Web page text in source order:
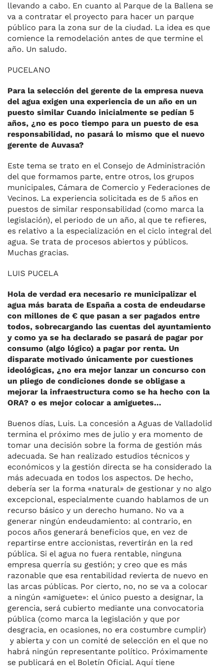
llevando a cabo. En cuanto al Parque de la Ballena se
va a contratar el proyecto para hacer un parque
público para la zona sur de la ciudad. La idea es que
comience la remodelación antes de que termine el
año. Un saludo.
PUCELANO
Para la selección del gerente de la empresa nueva
del agua exigen una experiencia de un año en un
puesto similar Cuando inicialmente se pedían 5
años, ¿no es poco tiempo para un puesto de esa
responsabilidad, no pasará lo mismo que el nuevo
gerente de Auvasa?
Este tema se trato en el Consejo de Administración
del que formamos parte, entre otros, los grupos
municipales, Cámara de Comercio y Federaciones de
Vecinos. La experiencia solicitada es de 5 años en
puestos de similar responsabilidad (como marca la
legislación), el periodo de un año, al que te refieres,
es relativo a la especialización en el ciclo integral del
agua. Se trata de procesos abiertos y públicos.
Muchas gracias.
LUIS PUCELA
Hola de verdad era necesario re municipalizar el
agua más barata de España a costa de endeudarse
con millones de € que pasan a ser pagados entre
todos, sobrecargando las cuentas del ayuntamiento
y como ya se ha declarado se pasará de pagar por
consumo (algo lógico) a pagar por renta. Un
disparate motivado únicamente por cuestiones
ideológicas, ¿no era mejor lanzar un concurso con
un pliego de condiciones donde se obligase a
mejorar la infraestructura como se ha hecho con la
ORA? o es mejor colocar a amiguetes…
Buenos días, Luis. La concesión a Aguas de Valladolid
termina el próximo mes de julio y era momento de
tomar una decisión sobre la forma de gestión más
adecuada. Se han realizado estudios técnicos y
económicos y la gestión directa se ha considerado la
más adecuada en todos los aspectos. De hecho,
debería ser la forma «natural» de gestionar y no algo
excepcional, especialmente cuando hablamos de un
recurso básico y un derecho humano. No va a
generar ningún endeudamiento: al contrario, en
pocos años generará beneficios que, en vez de
repartirse entre accionistas, revertirán en la red
pública. Si el agua no fuera rentable, ninguna
empresa querría su gestión; y creo que es más
razonable que esa rentabilidad revierta de nuevo en
las arcas públicas. Por cierto, no, no se va a colocar
a ningún «amiguete»: el único puesto a designar, la
gerencia, será cubierto mediante una convocatoria
pública (como marca la legislación y que por
desgracia, en ocasiones, no era costumbre cumplir)
y abierta y con un comité de selección en el que no
habrá ningún representante político. Próximamente
se publicará en el Boletín Oficial. Aquí tiene